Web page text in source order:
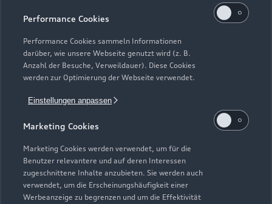
Performance Cookies
Performance Cookies sammeln Informationen
darüber, wie unsere Webseite genutzt wird (z. B.
Anzahl der Besuche, Verweildauer). Diese Cookies
werden zur Optimierung der Webseite verwendet.
Einstellungen anpassen
Marketing Cookies
Marketing Cookies werden verwendet, um für die
Benutzer relevantere und auf deren Interessen
zugeschnittene Inhalte anzubieten. Sie werden auch
verwendet, um die Erscheinungshäufigkeit einer
Werbeanzeige zu begrenzen und um die Effektivität
Universal-Reinigungstuch
Für einen glänzenden Eindruck.